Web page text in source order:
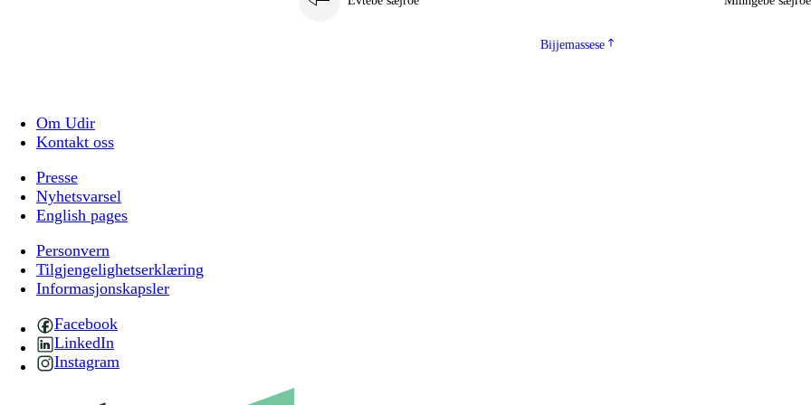
Bijjemassese
Om Udir
Kontakt oss
Presse
Nyhetsvarsel
English pages
Personvern
Tilgjengelighetserklæring
Informasjonskapsler
Facebook
LinkedIn
Instagram